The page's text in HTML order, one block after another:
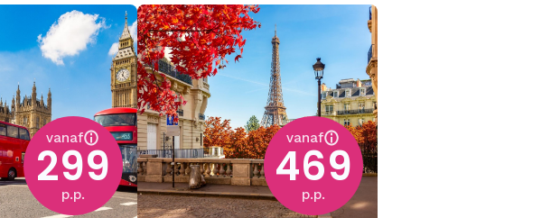
vanaf
299
p.p.
vanaf
469
p.p.